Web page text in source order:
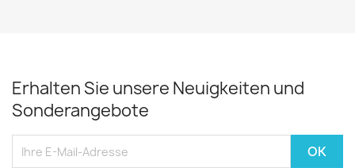
Erhalten Sie unsere Neuigkeiten und
Sonderangebote